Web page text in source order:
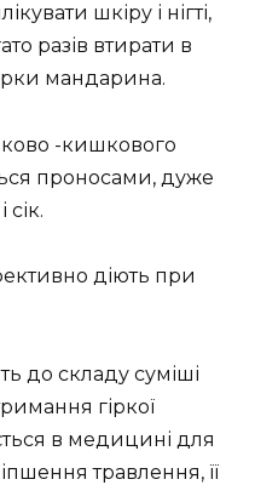
шкіру і нігті,
разів втирати в
мандарина.
-кишкового
проносами, дуже
діють при
до складу суміші
гіркої
в медицині для
травлення, її